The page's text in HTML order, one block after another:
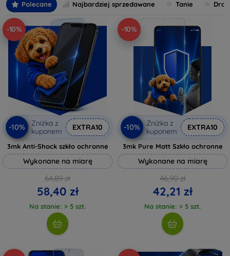
Polecane Najbardziej sprzedawane Tanie
-10%
-10%
Zniżka z
kuponem
EXTRA10
3mk Anti-Shock szkło ochronne
Wykonane na miarę
64,89 zł
58,40 zł
Na stanie: > 5 szt.
-10%
-10%
Zniżka z
kuponem
EXTRA10
3mk Pure Matt Szkło ochronne
Wykonane na miarę
46,90 zł
42,21 zł
Na stanie: > 5 szt.